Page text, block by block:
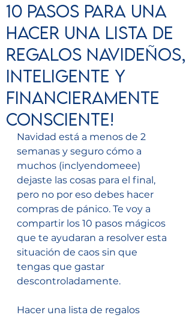
10 Pasos para una
hacer una lista de
regalos navideños,
inteligente y
financieramente
consciente!
Navidad está a menos de 2
semanas y seguro cómo a
muchos (inclyendomeee)
dejaste las cosas para el final,
pero no por eso debes hacer
compras de pánico. Te voy a
compartir los 10 pasos mágicos
que te ayudaran a resolver esta
situación de caos sin que
tengas que gastar
descontroladamente.
Hacer una lista de regalos